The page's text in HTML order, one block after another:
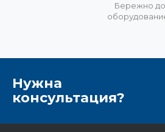
Бережно
Нужна
консультация?